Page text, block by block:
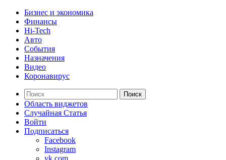
Бизнес и экономика
Финансы
Hi-Tech
Авто
События
Назначения
Видео
Коронавирус
Поиск
Область виджетов
Случайная Статья
Войти
Подписаться
Facebook
Instagram
vk.com